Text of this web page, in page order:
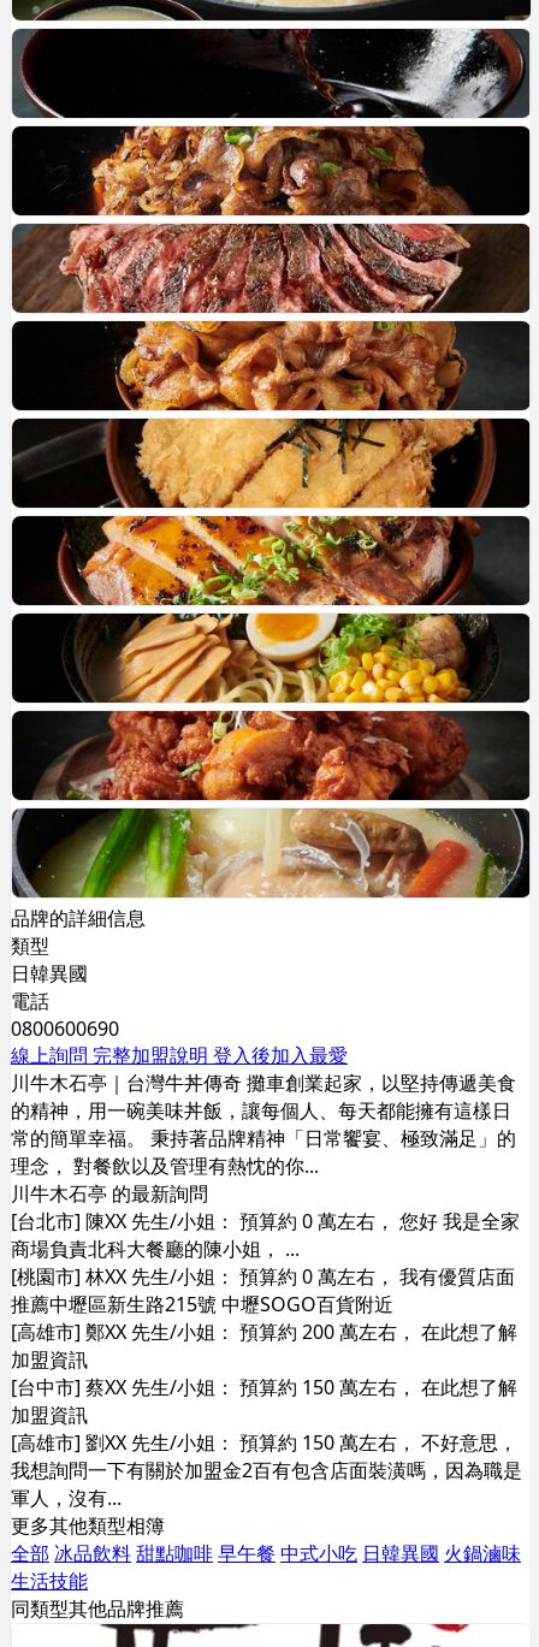
品牌的詳細信息
類型
日韓異國
電話
0800600690
線上詢問 完整加盟說明 登入後加入最愛
川牛木石亭｜台灣牛丼傳奇 攤⾞創業起家，以堅持傳遞美食
的精神，用一碗美味丼飯，讓每個⼈、每天都能擁有這樣⽇
常的簡單幸福。 秉持著品牌精神「日常饗宴、極致滿足」的
理念， 對餐飲以及管理有熱忱的你...
川牛木石亭 的最新詢問
[台北市] 陳XX 先生/小姐： 預算約 0 萬左右， 您好 我是全家
商場負責北科大餐廳的陳小姐， ...
[桃園市] 林XX 先生/小姐： 預算約 0 萬左右， 我有優質店面
推薦中壢區新生路215號 中壢SOGO百貨附近
[高雄市] 鄭XX 先生/小姐： 預算約 200 萬左右， 在此想了解
加盟資訊
[台中市] 蔡XX 先生/小姐： 預算約 150 萬左右， 在此想了解
加盟資訊
[高雄市] 劉XX 先生/小姐： 預算約 150 萬左右， 不好意思，
我想詢問一下有關於加盟金2百有包含店面裝潢嗎，因為職是
軍人，沒有...
更多其他類型相簿
全部 冰品飲料甜點咖啡早午餐 中式小吃 日韓異國 火鍋滷味
生活技能
同類型其他品牌推薦